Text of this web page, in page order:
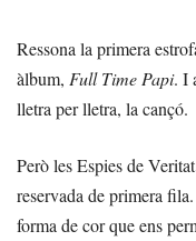
Ressona la primera
àlbum, Full Time Papi. I
lletra per lletra, la cançó.
Però les Espies de
reservada de primera
forma de cor que ens